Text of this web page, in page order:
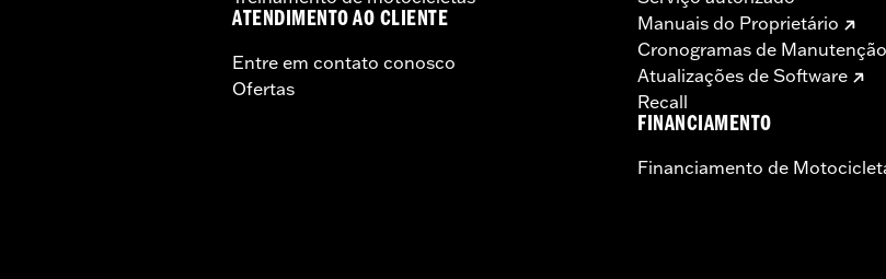
ATENDIMENTO AO CLIENTE
Entre em contato conosco
Ofertas
Manuais do Proprietário
Cronogramas de Manutenção
Atualizações de Software
Recall
FINANCIAMENTO
Financiamento de